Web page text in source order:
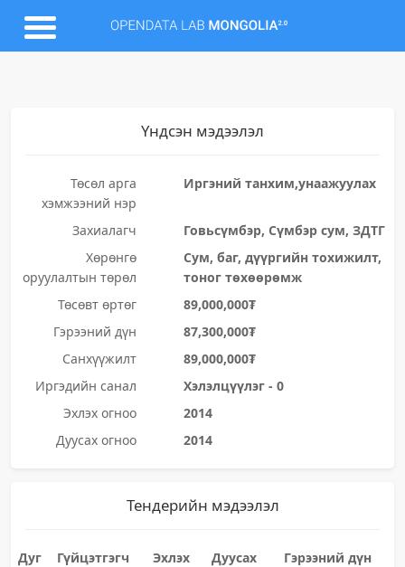
Үндсэн мэдээлэл
Төсөл арга
хэмжээний нэр
Иргэний танхим,унаажуулах
Захиалагч
Говьсүмбэр, Сүмбэр сум, ЗДТГ
Хөрөнгө
оруулалтын төрөл
Сум, баг, дүүргийн тохижилт,
тоног төхөөрөмж
Төсөвт өртөг
89,000,000₮
Гэрээний дүн
87,300,000₮
Санхүүжилт
89,000,000₮
Иргэдийн санал
Хэлэлцүүлэг - 0
Эхлэх огноо
2014
Дуусах огноо
2014
Тендерийн мэдээлэл
Дуг
Гүйцэтгэгч Эхлэх Дуусах Гэрээний дүн